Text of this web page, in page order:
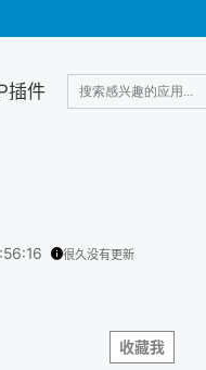
插件
很久没有更新
收藏我